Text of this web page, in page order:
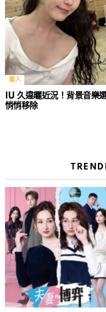
藝人
IU 久違曬近況！背景音樂
悄悄移除